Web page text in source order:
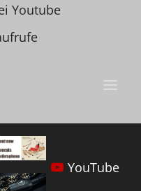
Youtube
YouTube